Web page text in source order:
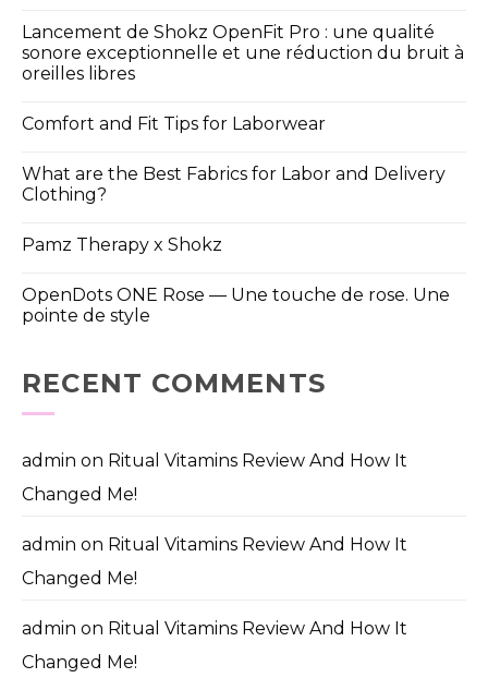
Lancement de Shokz OpenFit Pro : une qualité
sonore exceptionnelle et une réduction du bruit à
oreilles libres
Comfort and Fit Tips for Laborwear
What are the Best Fabrics for Labor and Delivery
Clothing?
Pamz Therapy x Shokz
OpenDots ONE Rose — Une touche de rose. Une
pointe de style
RECENT COMMENTS
admin on Ritual Vitamins Review And How It
Changed Me!
admin on Ritual Vitamins Review And How It
Changed Me!
admin on Ritual Vitamins Review And How It
Changed Me!